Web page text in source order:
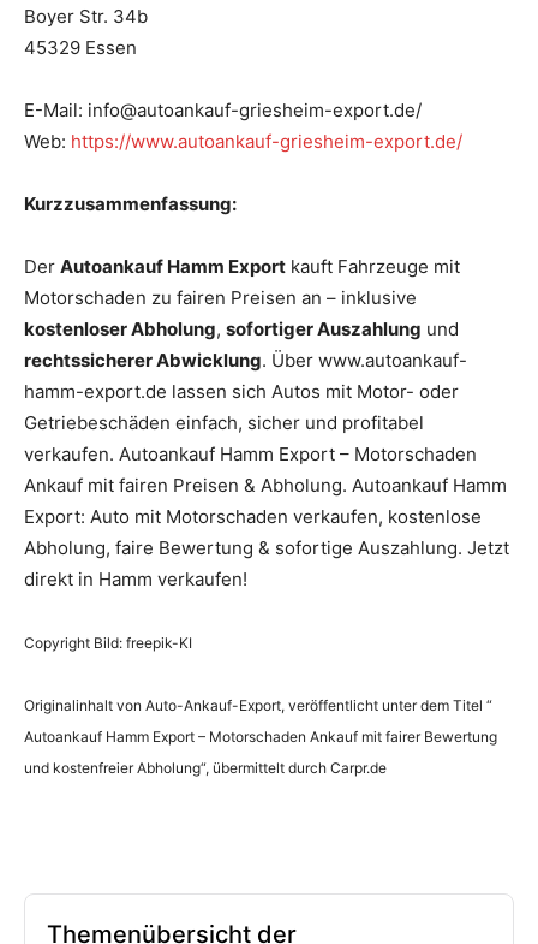
Boyer Str. 34b
45329 Essen
E-Mail: info@autoankauf-griesheim-export.de/
Web: https://www.autoankauf-griesheim-export.de/
Kurzzusammenfassung:
Der Autoankauf Hamm Export kauft Fahrzeuge mit
Motorschaden zu fairen Preisen an – inklusive
kostenloser Abholung, sofortiger Auszahlung und
rechtssicherer Abwicklung. Über www.autoankauf-
hamm-export.de lassen sich Autos mit Motor- oder
Getriebeschäden einfach, sicher und profitabel
verkaufen. Autoankauf Hamm Export – Motorschaden
Ankauf mit fairen Preisen & Abholung. Autoankauf Hamm
Export: Auto mit Motorschaden verkaufen, kostenlose
Abholung, faire Bewertung & sofortige Auszahlung. Jetzt
direkt in Hamm verkaufen!
Copyright Bild: freepik-KI
Originalinhalt von Auto-Ankauf-Export, veröffentlicht unter dem Titel “
Autoankauf Hamm Export – Motorschaden Ankauf mit fairer Bewertung
und kostenfreier Abholung“, übermittelt durch Carpr.de
Themenübersicht der